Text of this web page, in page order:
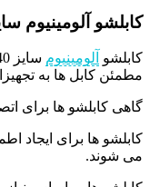
کابلشو آلومینیوم سایز
کابلشو‌ آلومینیوم
مطمئن کابل‌ ها به
گاهی کابلشو‌ ها برای
کابلشو‌ ها برای ایجاد
می شوند.